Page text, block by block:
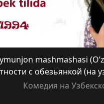
mashmashasi
с обезьянкой (на
Комедия на